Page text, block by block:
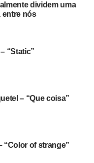
dividem uma
entre nós
“Static”
– “Que coisa”
“Color of strange”